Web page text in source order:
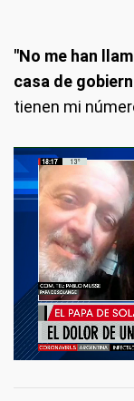
"No me han
casa de
tienen mi